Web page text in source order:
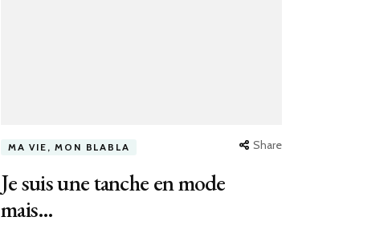
MA VIE, MON BLABLA Share
Je suis une tanche en mode
mais…